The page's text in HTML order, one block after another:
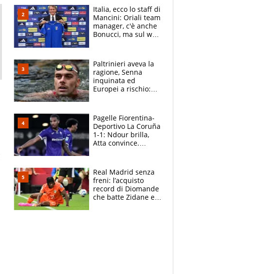
felice del mio livello"
Italia, ecco lo staff di
Mancini: Oriali team
manager, c'è anche
Bonucci, ma sul web
Paltrinieri aveva la
ragione, Senna
inquinata ed
Europei a rischio:
adesso
Pagelle Fiorentina-
Deportivo La Coruña
1-1: Ndour brilla,
Atta convince.
Real Madrid senza
freni: l’acquisto
record di Diomande
che batte Zidane e